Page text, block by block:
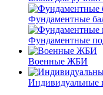
Фундаментные
Фундаментные
Военные ЖБИ
Индивидуальные